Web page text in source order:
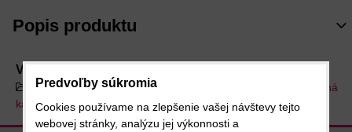
Popis produktu
Viac z kategórie
Káva zrnková a mletá
Zelená
káva
Predvoľby súkromia
Cookies používame na zlepšenie vašej návštevy tejto
webovej stránky, analýzu jej výkonnosti a